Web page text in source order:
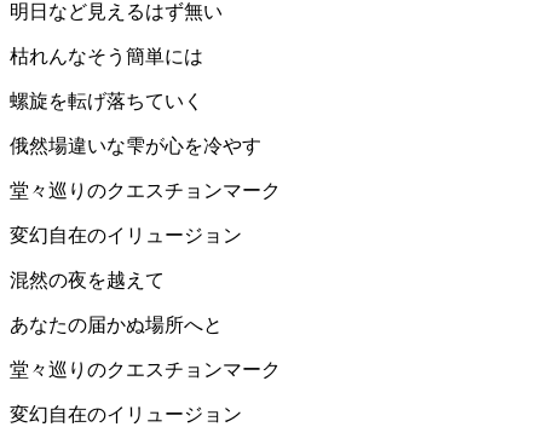
明日など見えるはず無い
枯れんなそう簡単には
螺旋を転げ落ちていく
俄然場違いな雫が心を冷やす
堂々巡りのクエスチョンマーク
変幻自在のイリュージョン
混然の夜を越えて
あなたの届かぬ場所へと
堂々巡りのクエスチョンマーク
変幻自在のイリュージョン